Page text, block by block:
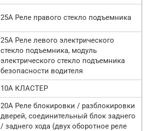
25А Реле правого стекло подъемника
25А Реле левого электрического
стекло подъемника, модуль
электрического стекло подъемника
безопасности водителя
10А КЛАСТЕР
20А Реле блокировки / разблокировки
дверей, соединительный блок заднего
/ заднего хода (двух оборотное реле